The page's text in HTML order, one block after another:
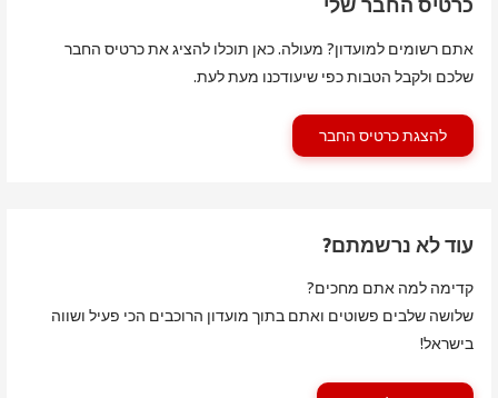
כרטיס החבר שלי
אתם רשומים למועדון? מעולה. כאן תוכלו להציג את כרטיס החבר
שלכם ולקבל הטבות כפי שיעודכנו מעת לעת.
להצגת כרטיס החבר
עוד לא נרשמתם?
קדימה למה אתם מחכים?
שלושה שלבים פשוטים ואתם בתוך מועדון הרוכבים הכי פעיל ושווה
בישראל!